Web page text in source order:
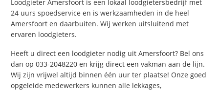
Loodgieter Amersfoort is een lokaal loodgietersbedrijf met
24 uurs spoedservice en is werkzaamheden in de heel
Amersfoort en daarbuiten. Wij werken uitsluitend met
ervaren loodgieters.
Heeft u direct een loodgieter nodig uit Amersfoort? Bel ons
dan op 033-2048220 en krijg direct een vakman aan de lijn.
Wij zijn vrijwel altijd binnen één uur ter plaatse! Onze goed
opgeleide medewerkers kunnen alle lekkages,